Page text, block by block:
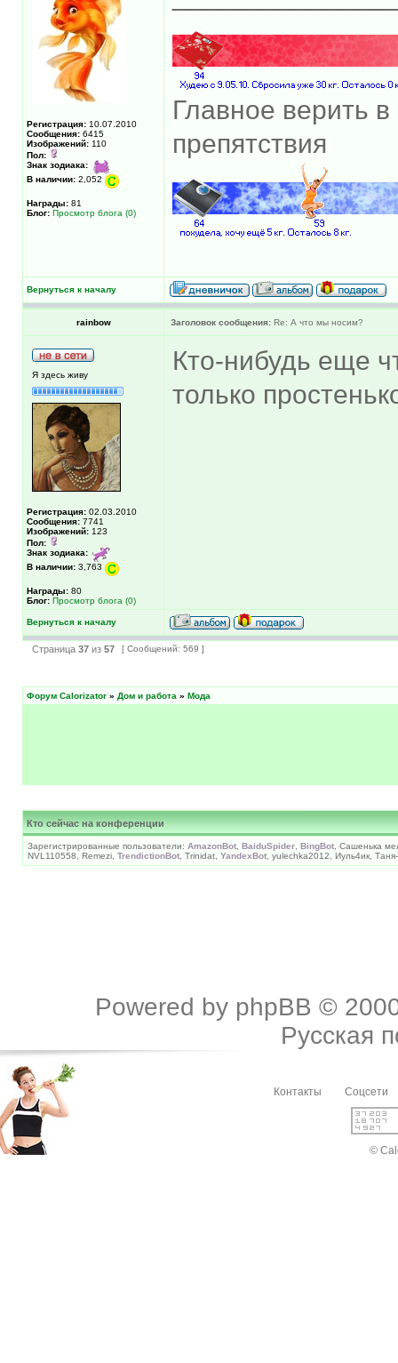
Регистрация: 10.07.2010
Сообщения: 6415
Изображений: 110
Пол:
Знак зодиака:
В наличии: 2,052
Награды: 81
Блог: Просмотр блога (0)
Главное верить
препятствия
Вернуться к началу
rainbow Заголовок сообщения: Re: А что мы носим?
Я здесь живу
Регистрация: 02.03.2010
Сообщения: 7741
Изображений: 123
Пол:
Знак зодиака:
В наличии: 3,763
Награды: 80
Блог: Просмотр блога (0)
Кто-нибудь еще
только
Вернуться к началу
Страница 37 из 57 [ Сообщений: 569 ]
Форум Calorizator » Дом и работа » Мода
Кто сейчас на конференции
Зарегистрированные пользователи: AmazonBot BaiduSpider BingBot , Сашенька
NVL110558, Remezi, TrendictionBot , Trinidat, YandexBot , yulechka2012, Иуль4ик,
Powered by phpBB ©
Русская
Контакты Соцсети
©